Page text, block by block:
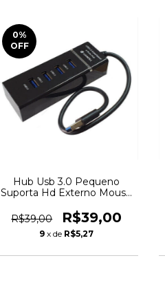
0%
OFF
Hub Usb 3.0 Pequeno
Suporta Hd Externo Mouse
R$39,00
R$39,00
9 x de R$5,27